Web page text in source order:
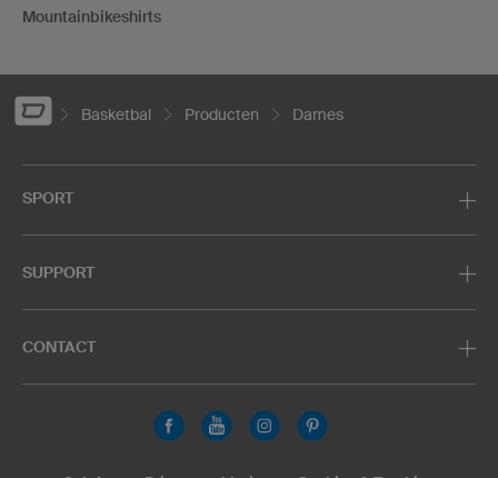
Mountainbikeshirts
Basketbal Producten Dames
SPORT
SUPPORT
CONTACT